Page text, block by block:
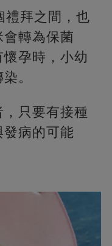
禮拜之間，也
轉為保菌
孕時，小幼
。
，只要有接種
病的可能